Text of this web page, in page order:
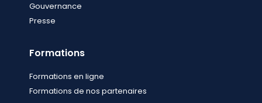
Gouvernance
Presse
Formations
Formations en ligne
Formations de nos partenaires